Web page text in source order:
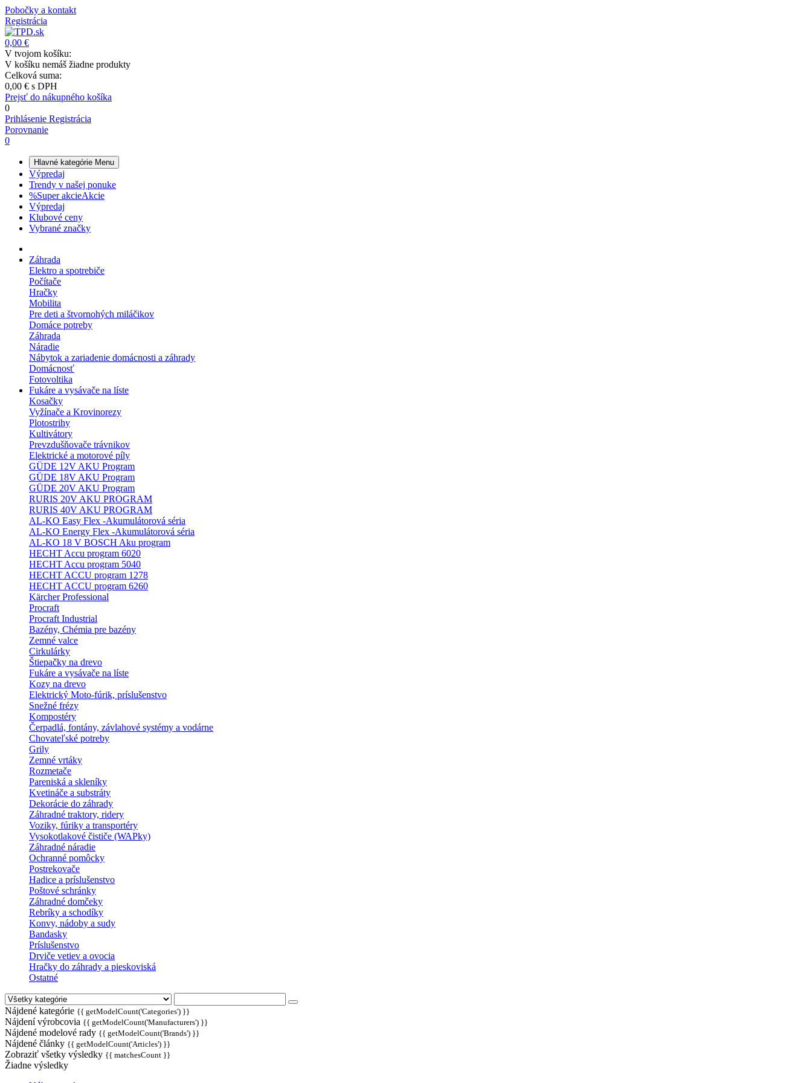
Pobočky a kontakt
Registrácia
0,00 €
V tvojom košíku:
V košíku nemáš žiadne produkty
Celková suma:
0,00 € s DPH
Prejsť do nákupného košíka
0
Prihlásenie Registrácia
Porovnanie
0
Hlavné kategórie Menu
Výpredaj
Trendy v našej ponuke
%Super akcieAkcie
Výpredaj
Klubové ceny
Vybrané značky
Záhrada
Elektro a spotrebiče
Počítače
Hračky
Mobilita
Pre deti a štvornohých miláčikov
Domáce potreby
Záhrada
Náradie
Nábytok a zariadenie domácnosti a záhrady
Domácnosť
Fotovoltika
Fukáre a vysávače na líste
Kosačky
Vyžínače a Krovinorezy
Plotostrihy
Kultivátory
Prevzdušňovače trávnikov
Elektrické a motorové píly
GÜDE 12V AKU Program
GÜDE 18V AKU Program
GÜDE 20V AKU Program
RURIS 20V AKU PROGRAM
RURIS 40V AKU PROGRAM
AL-KO Easy Flex -Akumulátorová séria
AL-KO Energy Flex -Akumulátorová séria
AL-KO 18 V BOSCH Aku program
HECHT Accu program 6020
HECHT Accu program 5040
HECHT ACCU program 1278
HECHT ACCU program 6260
Kärcher Professional
Procraft
Procraft Industrial
Bazény, Chémia pre bazény
Zemné valce
Cirkulárky
Štiepačky na drevo
Fukáre a vysávače na líste
Kozy na drevo
Elektrický Moto-fúrik, príslušenstvo
Snežné frézy
Kompostéry
Čerpadlá, fontány, závlahové systémy a vodárne
Chovateľské potreby
Grily
Zemné vrtáky
Rozmetače
Pareniská a skleníky
Kvetináče a substráty
Dekorácie do záhrady
Záhradné traktory, ridery
Voziky, fúriky a transportéry
Vysokotlakové čističe (WAPky)
Záhradné náradie
Ochranné pomôcky
Postrekovače
Hadice a príslušenstvo
Poštové schránky
Záhradné domčeky
Rebríky a schodíky
Konvy, nádoby a sudy
Bandasky
Príslušenstvo
Drviče vetiev a ovocia
Hračky do záhrady a pieskoviská
Ostatné
Nájdené kategórie {{ getModelCount('Categories') }}
Nájdení výrobcovia {{ getModelCount('Manufacturers') }}
Nájdené modelové rady {{ getModelCount('Brands') }}
Nájdené články {{ getModelCount('Articles') }}
Zobraziť všetky výsledky {{ matchesCount }}
Žiadne výsledky